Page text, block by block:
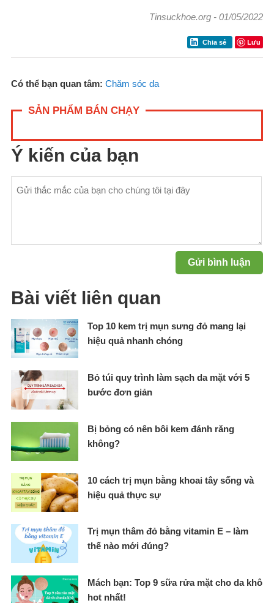
Tinsuckhoe.org -01/05/2022
Chia sẻ Lưu
Có thể bạn quan tâm: Chăm sóc da
SẢN PHẨM BÁN CHẠY
Ý kiến của bạn
Bài viết liên quan
Top 10 kem trị mụn sưng đỏ mang lại
hiệu quả nhanh chóng
Bỏ túi quy trình làm sạch da mặt với 5
bước đơn giản
Bị bỏng có nên bôi kem đánh răng
không?
10 cách trị mụn bằng khoai tây sống và
hiệu quả thực sự
Trị mụn thâm đỏ bằng vitamin E – làm
thế nào mới đúng?
Mách bạn: Top 9 sữa rửa mặt cho da khô
hot nhất!